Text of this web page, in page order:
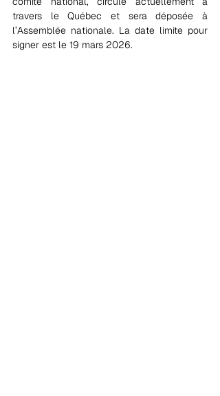
travers le Québec et sera déposée à
l’Assemblée nationale. La date limite pour
signer est le 19 mars 2026.